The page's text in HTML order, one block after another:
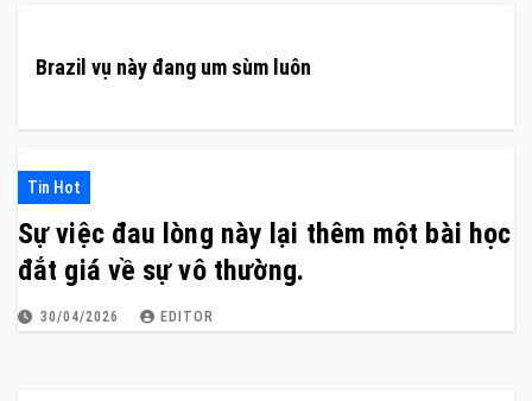
Brazil vụ này đang um sùm luôn
Tin Hot
Sự việc đau lòng này lại thêm một bài học
đắt giá về sự vô thường.
30/04/2026 EDITOR